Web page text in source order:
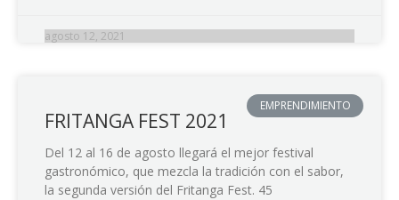
agosto 12, 2021
EMPRENDIMIENTO
FRITANGA FEST 2021
Del 12 al 16 de agosto llegará el mejor festival
gastronómico, que mezcla la tradición con el sabor,
la segunda versión del Fritanga Fest. 45